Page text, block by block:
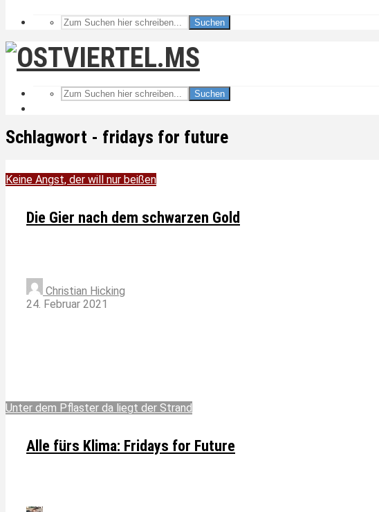
Suchen
Suchen
Schlagwort - fridays for future
Keine Angst, der will nur beißen
Die Gier nach dem schwarzen Gold
Christian Hicking
24. Februar 2021
Unter dem Pflaster da liegt der Strand
Alle fürs Klima: Fridays for Future